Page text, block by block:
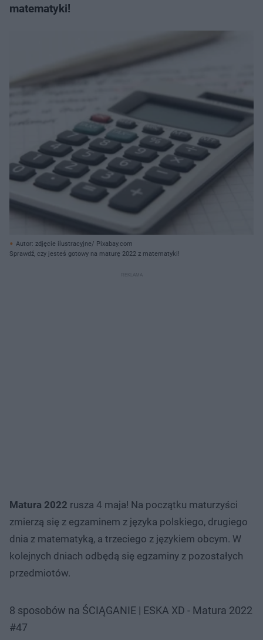
matematyki!
Autor: zdjęcie ilustracyjne/ Pixabay.com
Sprawdź, czy jesteś gotowy na maturę 2022 z matematyki!
Matura 2022 rusza 4 maja! Na początku maturzyści
zmierzą się z egzaminem z języka polskiego, drugiego
dnia z matematyką, a trzeciego z językiem obcym. W
kolejnych dniach odbędą się egzaminy z pozostałych
przedmiotów.
8 sposobów na ŚCIĄGANIE | ESKA XD - Matura 2022
#47